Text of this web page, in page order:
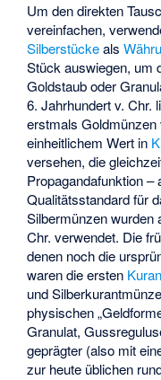
Um den direkten
vereinfachen,
Silberstückeals
Stück auswiegen, um
Goldstaub oder
6. Jahrhundert v. Chr.
erstmals
einheitlichem Wert in
versehen, die
Propagandafunktion
Qualitätsstandard für
Silbermünzen wurden
Chr. verwendet. Die
denen noch die
waren die ersten
und
physischen
Granulat,
geprägter (also mit
zur heute üblichen